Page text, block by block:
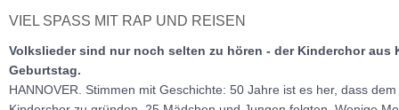
VIEL SPASS MIT RAP UND REISEN
Volkslieder sind nur noch selten zu hören - der Kinderchor aus
Geburtstag.
HANNOVER. Stimmen mit Geschichte: 50 Jahre ist es her, dass